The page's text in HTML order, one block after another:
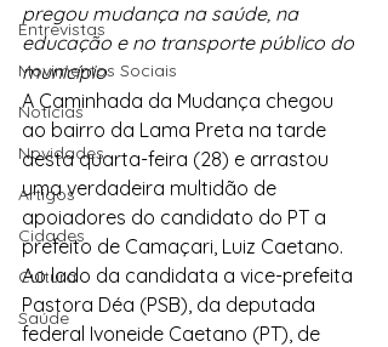
Entrevistas
Movimentos Sociais
Notícias
Novidades
Artigos
Cidades
Cultura
Saúde
pregou mudança na saúde, na
educação e no transporte público do
município
A Caminhada da Mudança chegou
ao bairro da Lama Preta na tarde
desta quarta-feira (28) e arrastou
uma verdadeira multidão de
apoiadores do candidato do PT a
prefeito de Camaçari, Luiz Caetano.
Ao lado da candidata a vice-prefeita
Pastora Déa (PSB), da deputada
federal Ivoneide Caetano (PT), de